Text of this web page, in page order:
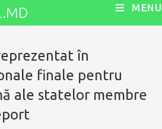
MENU
în
finale pentru
ale statelor membre